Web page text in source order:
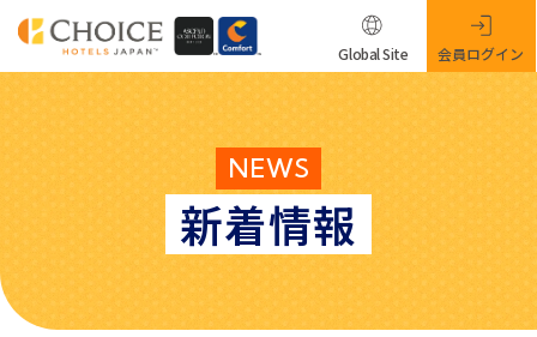
NEWS
新着情報
Global Site 会員ログイン